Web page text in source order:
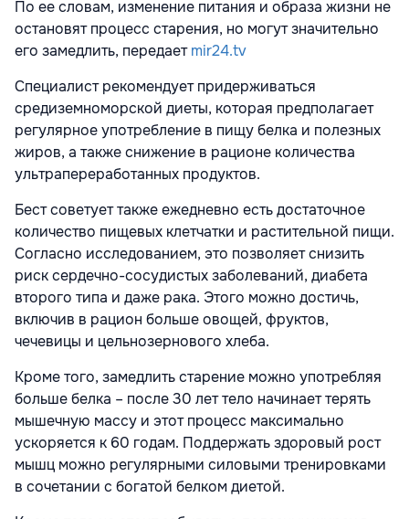
По ее словам, изменение питания и образа жизни не
остановят процесс старения, но могут значительно
его замедлить, передаетmir24.tv
Специалист рекомендует придерживаться
средиземноморской диеты, которая предполагает
регулярное употребление в пищу белка и полезных
жиров, а также снижение в рационе количества
ультрапереработанных продуктов.
Бест советует также ежедневно есть достаточное
количество пищевых клетчатки и растительной пищи.
Согласно исследованием, это позволяет снизить
риск сердечно-сосудистых заболеваний, диабета
второго типа и даже рака. Этого можно достичь,
включив в рацион больше овощей, фруктов,
чечевицы и цельнозернового хлеба.
Кроме того, замедлить старение можно употребляя
больше белка – после 30 лет тело начинает терять
мышечную массу и этот процесс максимально
ускоряется к 60 годам. Поддержать здоровый рост
мышц можно регулярными силовыми тренировками
в сочетании с богатой белком диетой.